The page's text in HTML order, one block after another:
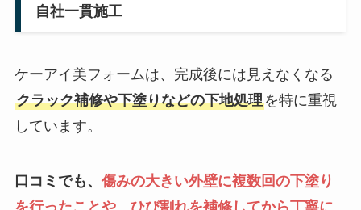
自社一貫施工
ケーアイ美フォームは、完成後には見えなくなる
クラック補修や下塗りなどの下地処理を特に重視
しています。
口コミでも、 傷みの大きい外壁に複数回の下塗り
を行ったことや、ひび割れを補修してから丁寧に